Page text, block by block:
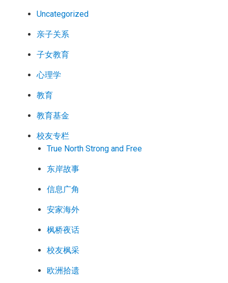
Uncategorized
亲子关系
子女教育
心理学
教育
教育基金
校友专栏
True North Strong and Free
东岸故事
信息广角
安家海外
枫桥夜话
校友枫采
欧洲拾遗